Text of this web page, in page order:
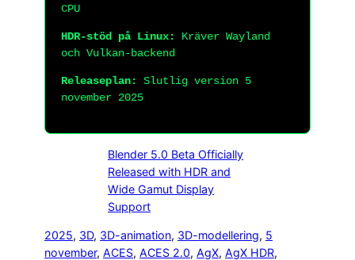
CPU
HDR-stöd på Linux:
Kräver Wayland
och Vulkan-backend
Releaseplan:
Slutlig version 5
november 2025
Blender 5.0 Beta Officially
Released with HDR and
Wide Gamut Display
Support
2025, 3D, 3D-animation, 3D-modellering, 5
november, ACES, ACES 2.0, AgX, AgX HDR